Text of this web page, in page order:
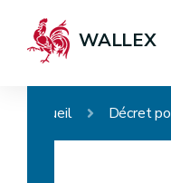
WALLEX
Accueil